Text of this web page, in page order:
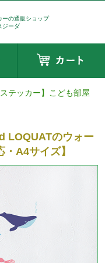
ーの通販ショップ
ジーダ
ステッカー】こども部屋
LOQUATのウォー
A4サイズ】